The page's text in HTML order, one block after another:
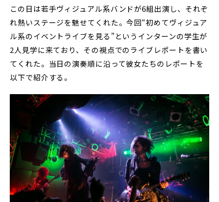
この日は若手ヴィジュアル系バンドが6組出演し、それぞ
れ熱いステージを魅せてくれた。今回“初めてヴィジュア
ル系のイベントライブを見る”というインターンの学生が
2人見学に来ており、その視点でのライブレポートを書い
てくれた。当日の演奏順に沿って彼女たちのレポートを
以下で紹介する。